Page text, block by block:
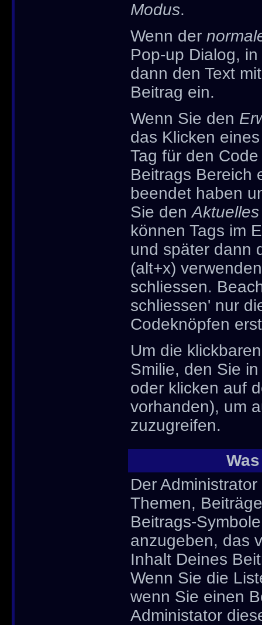
Modus.
Wenn der
Pop-up Dialog,
dann den Text
Beitrag ein.
Wenn Sie den
das Klicken
Tag für den
Beitrags Bereich
beendet haben
Sie den
können Tags im
und später dann
(alt+x)
schliessen.
schliessen' nur
Codeknöpfen
Um die
Smilie, den Sie
oder klicken auf
vorhanden), um
zuzugreifen.
Der
Themen,
Beitrags-
anzugeben, das
Inhalt Deines
Wenn Sie die
wenn Sie einen
Administator